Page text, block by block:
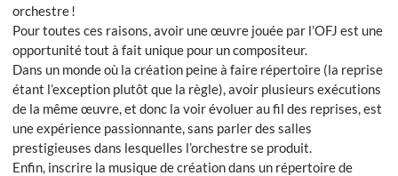
orchestre !
Pour toutes ces raisons, avoir une œuvre jouée par l’OFJ est une
opportunité tout à fait unique pour un compositeur.
Dans un monde où la création peine à faire répertoire (la reprise
étant l’exception plutôt que la règle), avoir plusieurs exécutions
de la même œuvre, et donc la voir évoluer au fil des reprises, est
une expérience passionnante, sans parler des salles
prestigieuses dans lesquelles l’orchestre se produit.
Enfin, inscrire la musique de création dans un répertoire de